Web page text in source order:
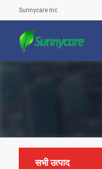
Sunnycare Inc
सभी उत्पाद